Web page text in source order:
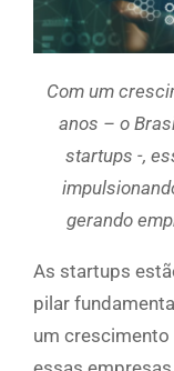
Com um
anos – o
startups -,
gerando
As startups
pilar
um